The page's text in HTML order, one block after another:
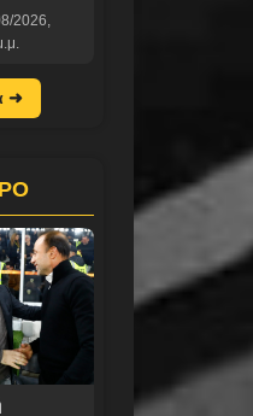
2026,
➜